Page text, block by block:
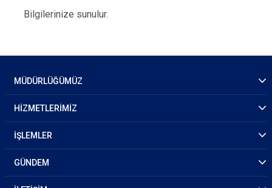
Bilgilerinize sunulur.
MÜDÜRLÜĞÜMÜZ
HİZMETLERİMİZ
İŞLEMLER
GÜNDEM